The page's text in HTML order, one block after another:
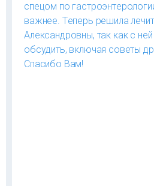
спецом по
важнее. Теперь решила
Александровны, так как с
обсудить, включая советы
Спасибо Вам!